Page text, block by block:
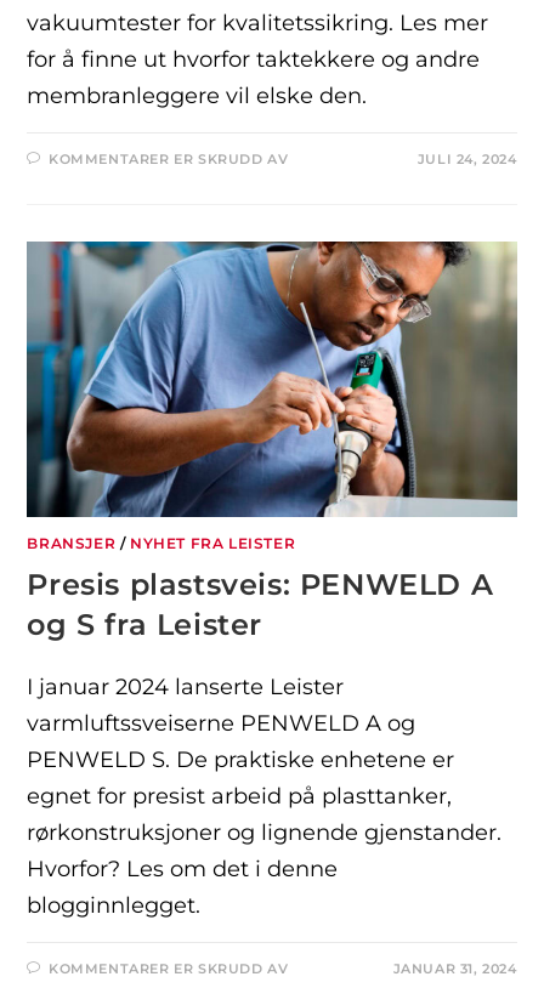
vakuumtester for kvalitetssikring. Les mer
for å finne ut hvorfor taktekkere og andre
membranleggere vil elske den.
KOMMENTARER ER SKRUDD AV JULI 24, 2024
BRANSJER / NYHET FRA LEISTER
Presis plastsveis: PENWELD A
og S fra Leister
I januar 2024 lanserte Leister
varmluftssveiserne PENWELD A og
PENWELD S. De praktiske enhetene er
egnet for presist arbeid på plasttanker,
rørkonstruksjoner og lignende gjenstander.
Hvorfor? Les om det i denne
blogginnlegget.
KOMMENTARER ER SKRUDD AV JANUAR 31, 2024